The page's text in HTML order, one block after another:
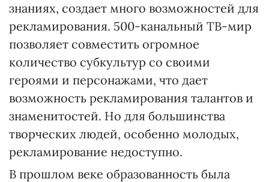
знаниях, создает много возможностей для
рекламирования. 500-канальный ТВ-мир
позволяет совместить огромное
количество субкультур со своими
героями и персонажами, что дает
возможность рекламирования талантов и
знаменитостей. Но для большинства
творческих людей, особенно молодых,
рекламирование недоступно.
В прошлом веке образованность была